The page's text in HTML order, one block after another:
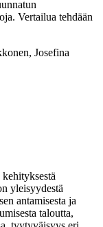
Vertailua tehdään
Josefina
yleisyydestä
antamisesta ja
taloutta,